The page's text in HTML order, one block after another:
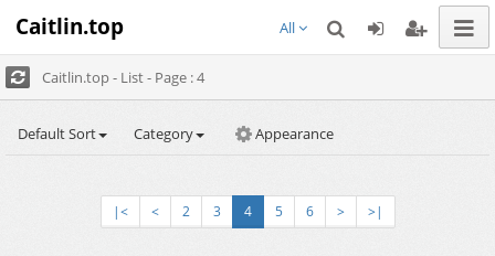
Caitlin.top All
Caitlin.top - List - Page : 4
Default Sort Category Appearance
|< < 2 3 4 5 6 > >|